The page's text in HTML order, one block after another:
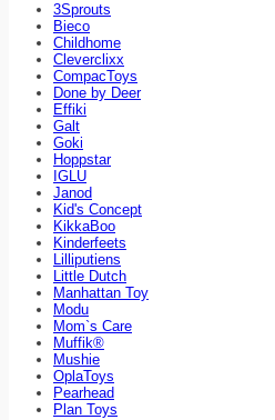
3Sprouts
Bieco
Childhome
Cleverclixx
CompacToys
Done by Deer
Effiki
Galt
Goki
Hoppstar
IGLU
Janod
Kid's Concept
KikkaBoo
Kinderfeets
Lilliputiens
Little Dutch
Manhattan Toy
Modu
Mom`s Care
Muffik®
Mushie
OplaToys
Pearhead
Plan Toys